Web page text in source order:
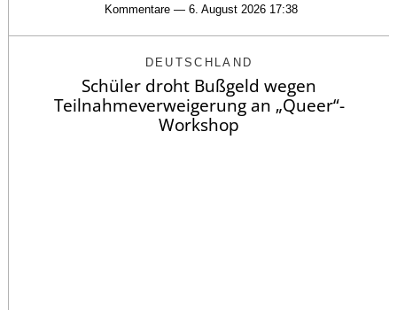
Kommentare — 6. August 2026 17:38
DEUTSCHLAND
Schüler droht Bußgeld wegen
Teilnahmeverweigerung an „Queer“-
Workshop